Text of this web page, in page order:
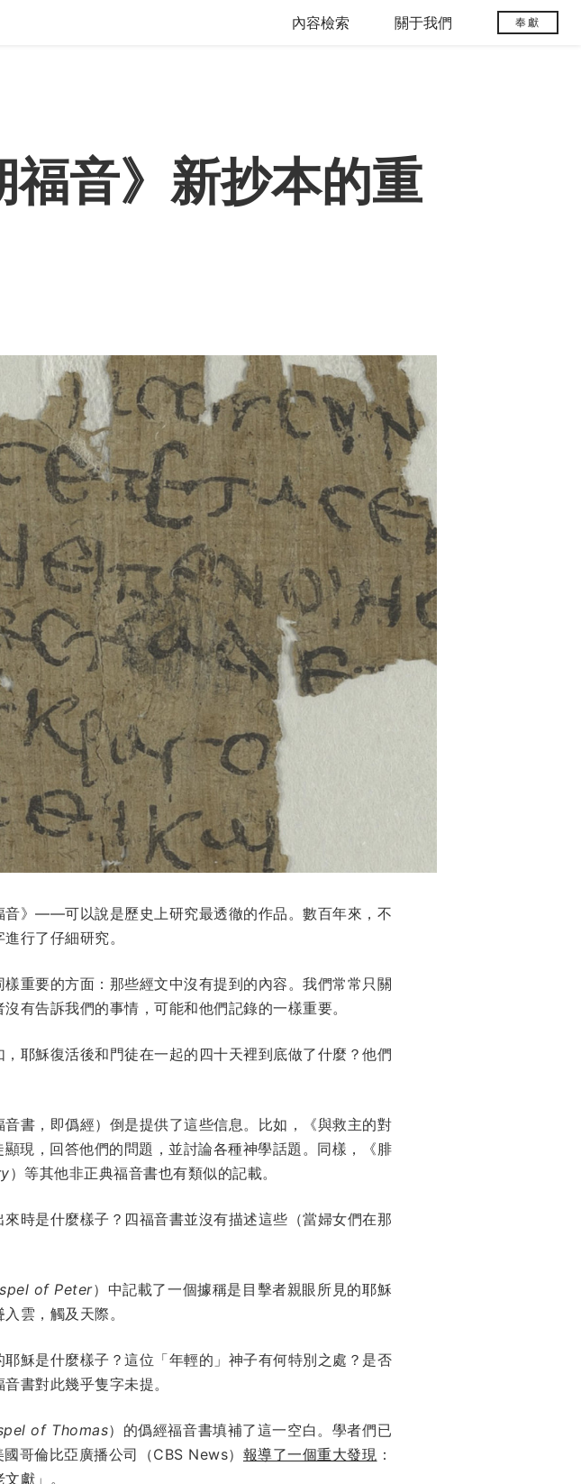
內容檢索 關于我們 奉獻
福音》新抄本的重
》——可以說是歷史上研究最透徹的作品。數百年來，不
行了仔細研究。
重要的方面：那些經文中沒有提到的內容。我們常常只關
有告訴我們的事情，可能和他們記錄的一樣重要。
耶穌復活後和門徒在一起的四十天裡到底做了什麼？他們
書，即僞經）倒是提供了這些信息。比如，《與救主的對
現，回答他們的問題，並討論各種神學話題。同樣，《腓
）等其他非正典福音書也有類似的記載。
時是什麼樣子？四福音書並沒有描述這些（當婦女們在那
of Peter）中記載了一個據稱是目擊者親眼所見的耶穌
雲，觸及天際。
穌是什麼樣子？這位「年輕的」神子有何特別之處？是否
書對此幾乎隻字未提。
of Thomas）的僞經福音書填補了這一空白。學者們已
哥倫比亞廣播公司（CBS News） 報導了一個重大發現 ：
文獻 」。